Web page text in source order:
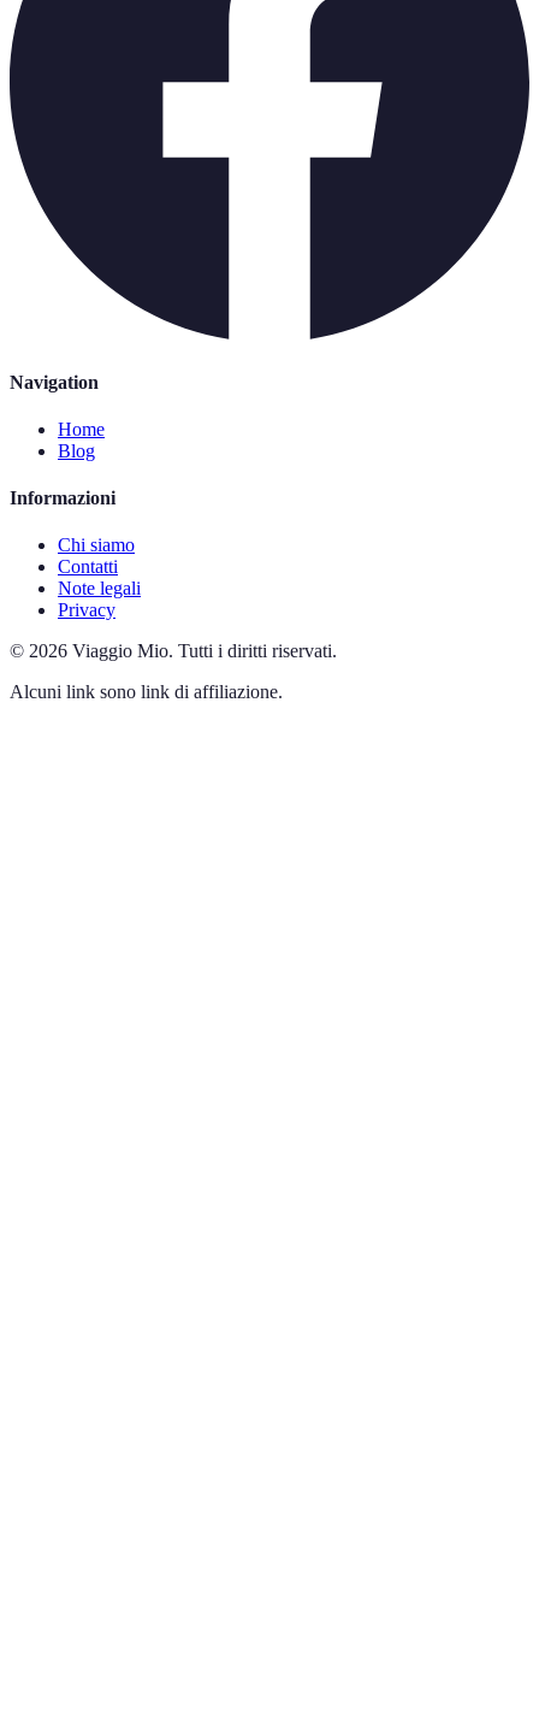
Navigation
Home
Blog
Informazioni
Chi siamo
Contatti
Note legali
Privacy
© 2026 Viaggio Mio. Tutti i diritti riservati.
Alcuni link sono link di affiliazione.